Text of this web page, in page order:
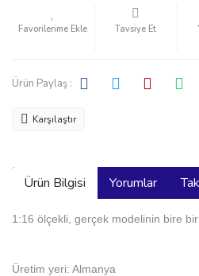
Tavsiye Et
Ürün Paylaş :
Karşılaştır
Ürün Bilgisi Yorumlar
1:16 ölçekli, gerçek modelinin bire bir
Üretim yeri: Almanya